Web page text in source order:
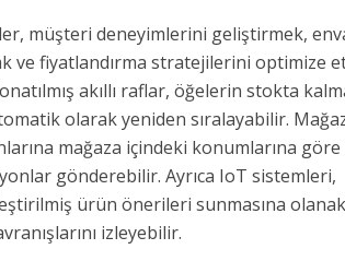
müşteri deneyimlerini geliştirmek,
ve fiyatlandırma stratejilerini optimize
akıllı raflar, öğelerin stokta
olarak yeniden sıralayabilir.
mağaza içindeki konumlarına göre
gönderebilir. Ayrıca IoT sistemleri,
ürün önerileri sunmasına
izleyebilir.